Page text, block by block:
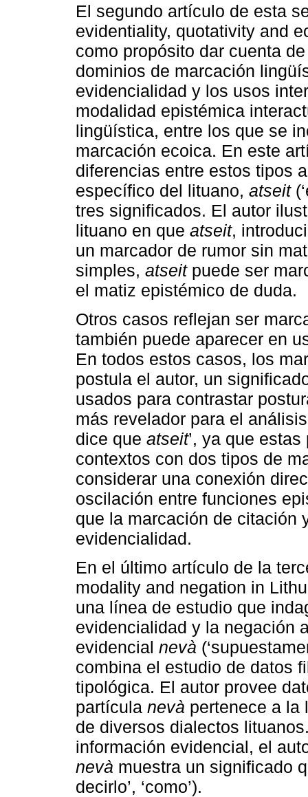
El segundo artículo de esta
evidentiality, quotativity and
como propósito dar cuenta
dominios de marcación
evidencialidad y los usos
modalidad epistémica
lingüística, entre los que se
marcación ecoica. En este
diferencias entre estos tipos
específico del lituano, atseit
tres significados. El autor
lituano en que atseit,
un marcador de rumor sin
simples, atseitpuede ser
el matiz epistémico de duda.
Otros casos reflejan ser
también puede aparecer en
En todos estos casos, los
postula el autor, un
usados para contrastar
más revelador para el
dice que atseit’, ya que
contextos con dos tipos de
considerar una conexión
oscilación entre funciones
que la marcación de citación
evidencialidad.
En el último artículo de la
modality and negation in
una línea de estudio que
evidencialidad y la negación
evidencial nevà
combina el estudio de datos
tipológica. El autor provee
partícula nevà pertenece a la
de diversos dialectos
información evidencial, el
nevà muestra un significado
decirlo’, ‘como’).